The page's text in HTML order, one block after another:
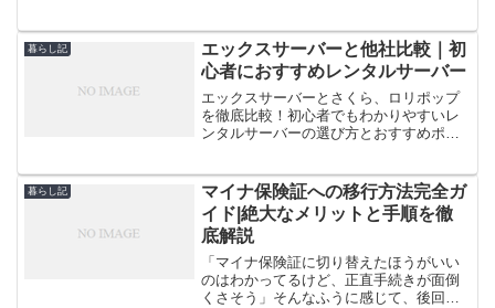
ケースがあるので要注意です。しかも、
医療費控除や住宅ローン...
暮らし記
エックスサーバーと他社比較｜初
心者におすすめレンタルサーバー
エックスサーバーとさくら、ロリポップ
を徹底比較！初心者でもわかりやすいレ
ンタルサーバーの選び方とおすすめポイ
暮らし記
マイナ保険証への移行方法完全ガ
イド|絶大なメリットと手順を徹
底解説
「マイナ保険証に切り替えたほうがいい
のはわかってるけど、正直手続きが面倒
くさそう」そんなふうに感じて、後回し